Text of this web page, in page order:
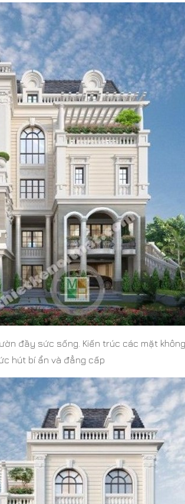
đầy sức sống. Kiến trúc các mặt
hút bí ẩn và đẳng cấp